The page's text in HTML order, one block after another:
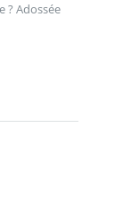
? Adossée